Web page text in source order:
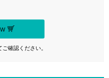
確認ください。